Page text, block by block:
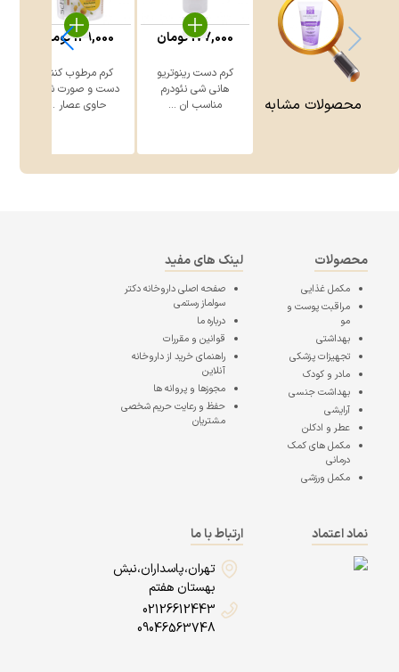
محصولات مشابه
کرم دست رینوتریو
هانی شی نئودرم
مناسب ان ...
177,000تومان
کرم مرطوب کننده
دست و صورت شون
حاوی عصار ...
129,000تومان
محصولات
مکمل غذایی
مراقبت پوست و
مو
بهداشتی
تجهیزات پزشکی
مادر و کودک
بهداشت جنسی
آرایشی
عطر و ادکلن
مکمل های کمک
درمانی
مکمل ورزشی
لینک های مفید
صفحه اصلیداروخانه دکتر
سولماز رستمی
درباره ما
قوانین و مقررات
راهنمای خرید از داروخانه
آنلاین
مجوزها و پروانه ها
حفظ و رعایت حریم شخصی
مشتریان
نماد اعتماد
ارتباط با ما
تهران،پاسداران،نبش
بهستان هفتم
02126612443
09046563748